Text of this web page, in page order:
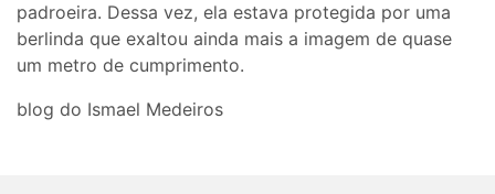
padroeira. Dessa vez, ela estava protegida por uma
berlinda que exaltou ainda mais a imagem de quase
um metro de cumprimento.
blog do Ismael Medeiros